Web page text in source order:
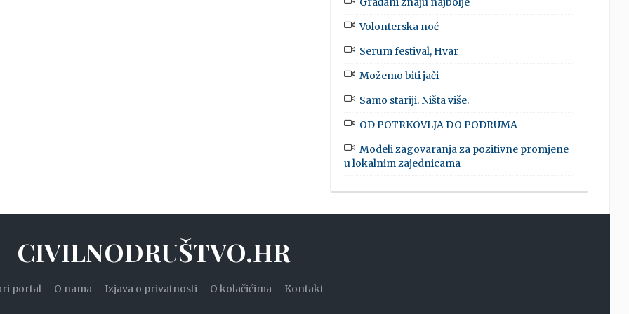
Volonterska noć
Serum festival, Hvar
Možemo biti jači
Samo stariji. Ništa više.
OD POTRKOVLJA DO PODRUMA
Modeli zagovaranja za pozitivne promjene
u lokalnim zajednicama
CIVILNODRUŠTVO.HR
portal O nama Izjava o privatnosti O kolačićima Kontakt